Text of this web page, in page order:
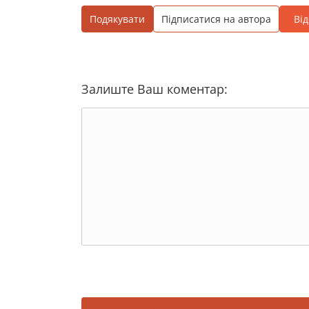
Подякувати Підписатися на автора
Залиште Ваш коментар: